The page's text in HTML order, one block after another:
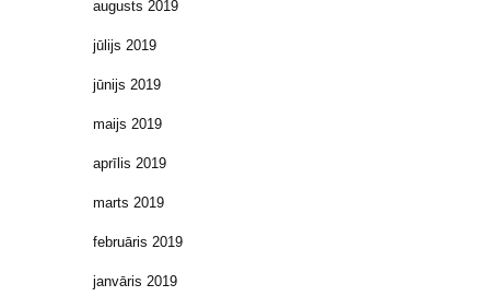
augusts 2019
jūlijs 2019
jūnijs 2019
maijs 2019
aprīlis 2019
marts 2019
februāris 2019
janvāris 2019